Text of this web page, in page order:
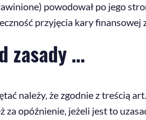
powodował po jego
przyjęcia kary finansowej
zasady …
należy, że zgodnie z treścią
za opóźnienie, jeżeli jest to